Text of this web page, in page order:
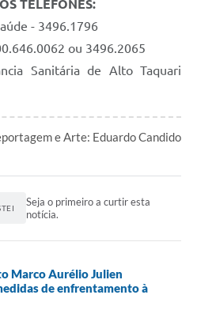
TELEFONES:
- 3496.1796
ou 3496.2065
Sanitária de Alto Taquari
e Arte: Eduardo Candido
Seja o primeiro a curtir esta
notícia.
Marco Aurélio Julien
de enfrentamento à